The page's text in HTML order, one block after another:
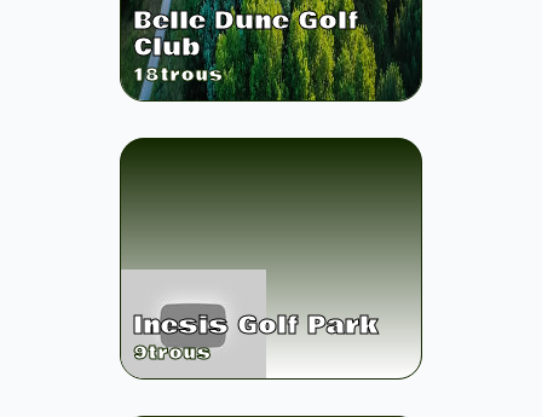
Belle Dune Golf
Club
18trous
Inesis Golf Park
9trous